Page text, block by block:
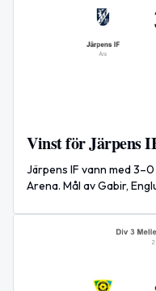
Vinst för Järpens
Järpens IF vann med
Arena. Mål av Gabir,